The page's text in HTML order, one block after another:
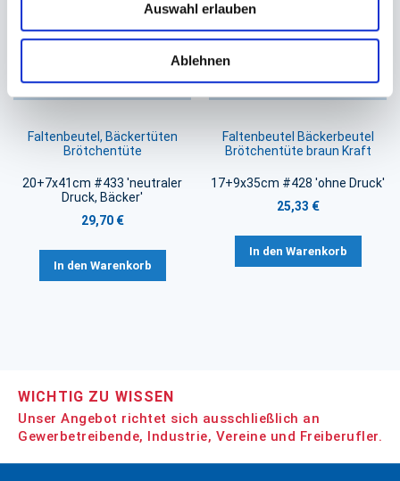
Auswahl erlauben
Ablehnen
Faltenbeutel, Bäckertüten
Brötchentüte
20+7x41cm #433 'neutraler
Druck, Bäcker'
29,70 €
In den Warenkorb
Faltenbeutel Bäckerbeutel
Brötchentüte braun Kraft
17+9x35cm #428 'ohne Druck'
25,33 €
In den Warenkorb
WICHTIG ZU WISSEN
Unser Angebot richtet sich ausschließlich an
Gewerbetreibende, Industrie, Vereine und Freiberufler.